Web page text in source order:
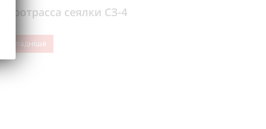
Гидротрасса сеялки СЗ-4
Докладніше